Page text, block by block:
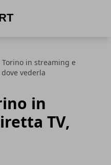
Torino in streaming e
vederla
in
TV,